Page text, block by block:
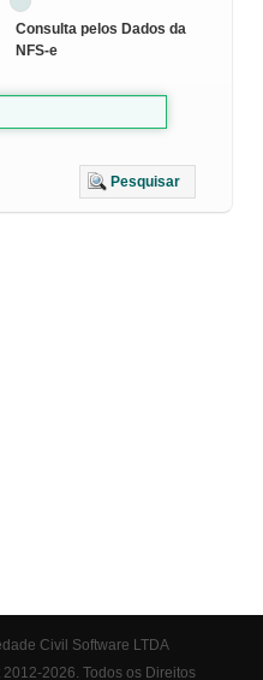
Consulta pelos Dados da
NFS-e
Pesquisar
Civil Software LTDA
2026. Todos os Direitos